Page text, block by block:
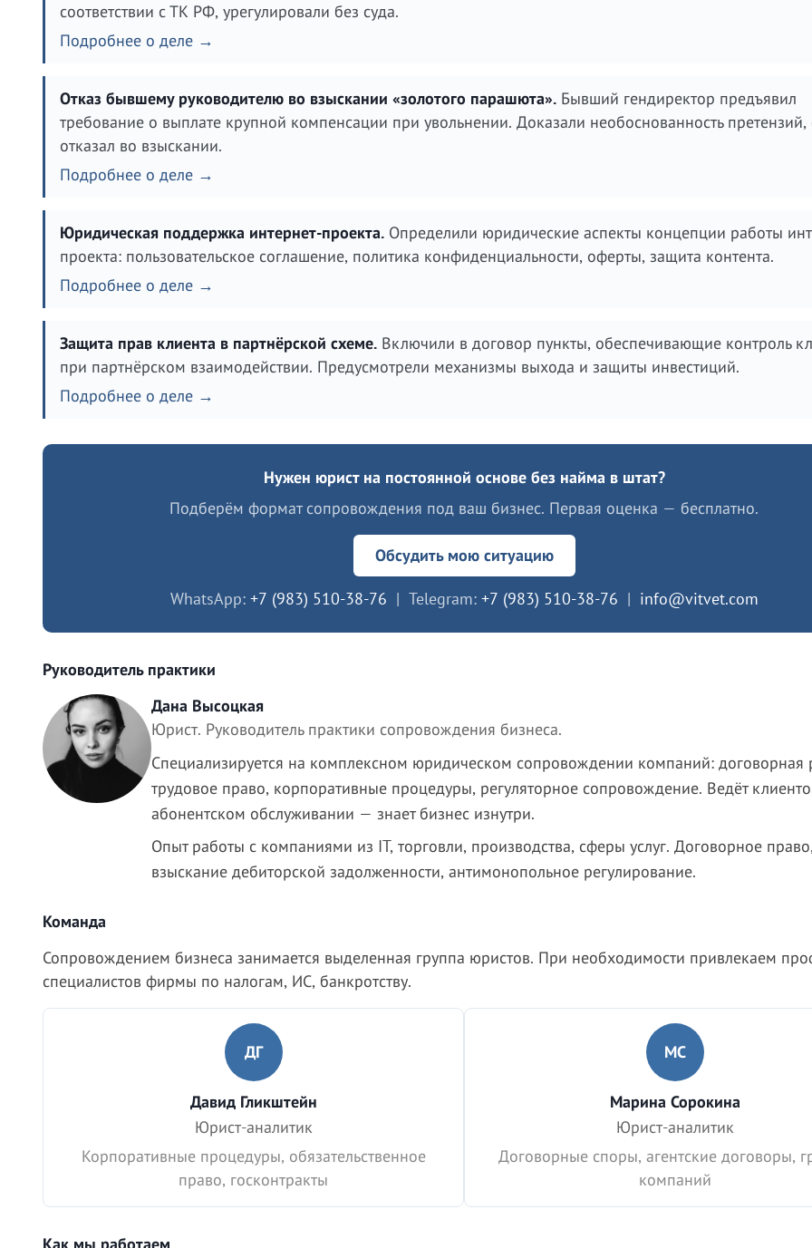
соответствии с ТК РФ, урегулировали без суда.
Подробнее о деле →
Отказ бывшему руководителю во взыскании «золотого парашюта». Бывший гендиректор предъявил
требование о выплате крупной компенсации при увольнении. Доказали необоснованность претензий,
отказал во взыскании.
Подробнее о деле →
Юридическая поддержка интернет-проекта. Определили юридические аспекты концепции работы
проекта: пользовательское соглашение, политика конфиденциальности, оферты, защита контента.
Подробнее о деле →
Защита прав клиента в партнёрской схеме. Включили в договор пункты, обеспечивающие контроль
при партнёрском взаимодействии. Предусмотрели механизмы выхода и защиты инвестиций.
Подробнее о деле →
Нужен юрист на постоянной основе без найма в штат?
Подберём формат сопровождения под ваш бизнес. Первая оценка — бесплатно.
Обсудить мою ситуацию
WhatsApp: +7 (983) 510-38-76 | Telegram: +7 (983) 510-38-76 | info@vitvet.com
Руководитель практики
Дана Высоцкая
Юрист. Руководитель практики сопровождения бизнеса.
Специализируется на комплексном юридическом сопровождении компаний: договорная
трудовое право, корпоративные процедуры, регуляторное сопровождение. Ведёт
абонентском обслуживании — знает бизнес изнутри.
Опыт работы с компаниями из IT, торговли, производства, сферы услуг. Договорное
взыскание дебиторской задолженности, антимонопольное регулирование.
Команда
Сопровождением бизнеса занимается выделенная группа юристов. При необходимости привлекаем
специалистов фирмы по налогам, ИС, банкротству.
ДГ
Давид Гликштейн
Юрист-аналитик
Корпоративные процедуры, обязательственное
право, госконтракты
МС
Марина Сорокина
Юрист-аналитик
Договорные споры, агентские договоры,
компаний